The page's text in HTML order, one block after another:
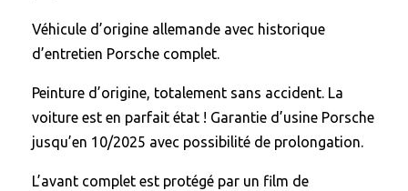
Véhicule d’origine allemande avec historique
d’entretien Porsche complet.
Peinture d’origine, totalement sans accident. La
voiture est en parfait état ! Garantie d’usine Porsche
jusqu’en 10/2025 avec possibilité de prolongation.
L’avant complet est protégé par un film de